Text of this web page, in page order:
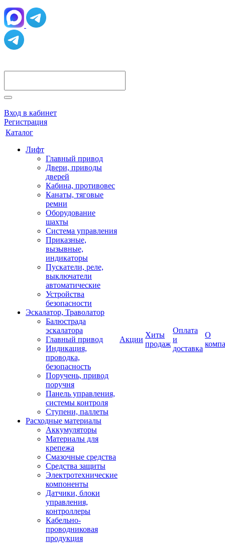
Вход в кабинет
Регистрация
Каталог
Лифт
Главный привод
Двери, приводы
дверей
Кабина, противовес
Канаты, тяговые
ремни
Оборудование
шахты
Система управления
Приказные,
вызывные,
индикаторы
Пускатели, реле,
выключатели
автоматические
Устройства
безопасности
Эскалатор, Траволатор
Балюстрада
эскалатора
Главный привод
Индикация,
проводка,
безопасность
Поручень, привод
поручня
Панель управления,
системы контроля
Ступени, паллеты
Расходные материалы
Аккумуляторы
Материалы для
крепежа
Смазочные средства
Средства защиты
Электротехнические
компоненты
Датчики, блоки
управления,
контроллеры
Кабельно-
проводниковая
продукция
Акции
Хиты
продаж
Оплата
и
доставка
О